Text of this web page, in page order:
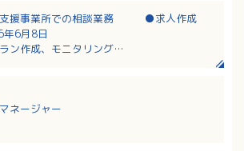
支援事業所での相談業務 ●求人作成
年6月8日
ン作成、モニタリング
よびスタッフの管理業務
ネージャー